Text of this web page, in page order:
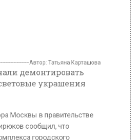
Москвы в правительстве
сообщил, что
демонтаж новогодних
в российской столице.